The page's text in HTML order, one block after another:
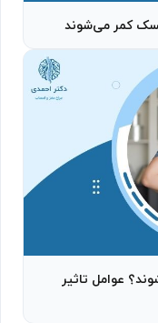
کمر می‌شوند
عوامل تاثیر